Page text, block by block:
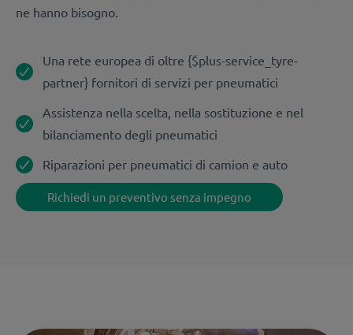
ne hanno bisogno.
Una rete europea di oltre {$plus-service_tyre-
partner} fornitori di servizi per pneumatici
Assistenza nella scelta, nella sostituzione e nel
bilanciamento degli pneumatici
Riparazioni per pneumatici di camion e auto
Richiedi un preventivo senza impegno